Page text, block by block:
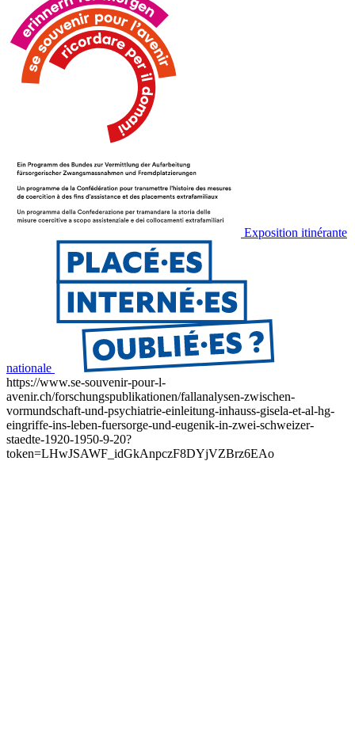
Exposition itinérante
nationale
https://www.se-souvenir-pour-l-
avenir.ch/forschungspublikationen/fallanalysen-zwischen-
vormundschaft-und-psychiatrie-einleitung-inhauss-gisela-et-al-hg-
eingriffe-ins-leben-fuersorge-und-eugenik-in-zwei-schweizer-
staedte-1920-1950-9-20?
token=LHwJSAWF_idGkAnpczF8DYjVZBrz6EAo